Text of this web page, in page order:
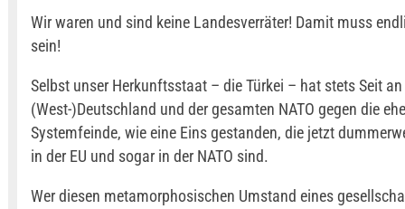
Wir waren und sind keine Landesverräter! Damit muss
sein!
Selbst unser Herkunftsstaat – die Türkei – hat stets Seit
(West-)Deutschland und der gesamten NATO gegen die
Systemfeinde, wie eine Eins gestanden, die jetzt
in der EU und sogar in der NATO sind.
Wer diesen metamorphosischen Umstand eines